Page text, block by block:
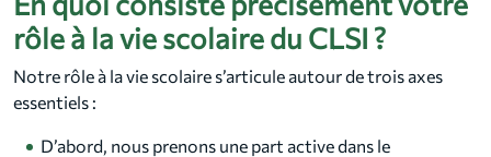
rôle à la vie scolaire du CLSI ?
Notre rôle à la vie scolaire s’articule autour de trois axes
essentiels :
D’abord, nous prenons une part active dans le